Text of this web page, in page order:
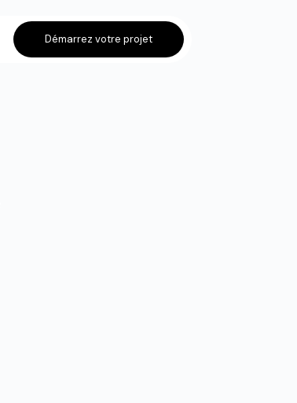
Démarrez votre projet